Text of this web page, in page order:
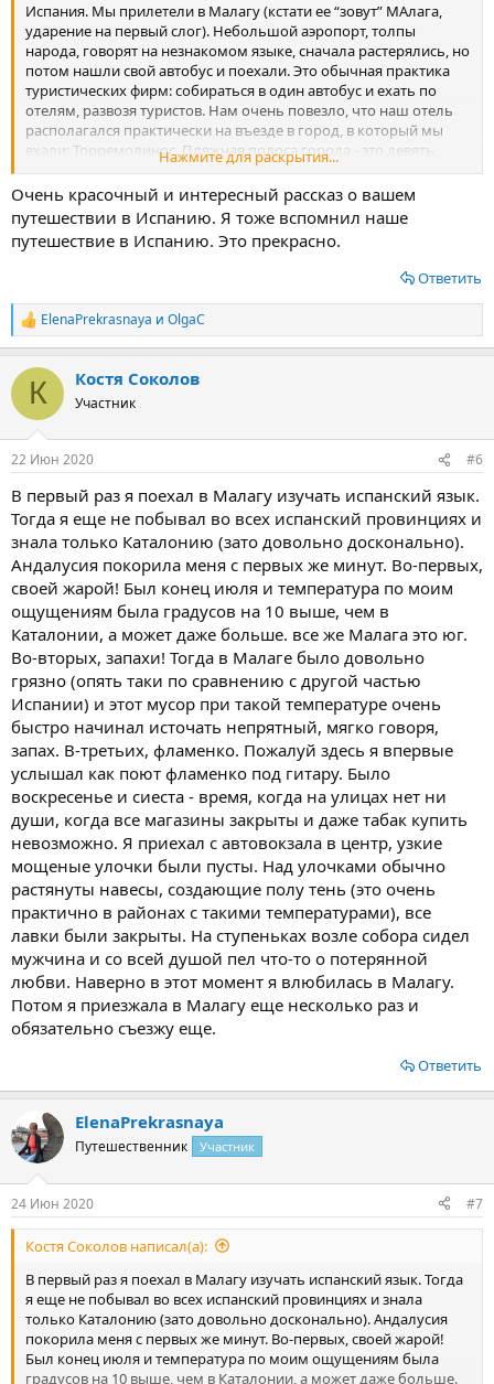
Испания. Мы прилетели в Малагу (кстати ее “зовут” МАлага,
ударение на первый слог). Небольшой аэропорт, толпы
народа, говорят на незнакомом языке, сначала растерялись, но
потом нашли свой автобус и поехали. Это обычная практика
туристических фирм: собираться в один автобус и ехать по
отелям, развозя туристов. Нам очень повезло, что наш отель
располагался практически на въезде в город, в который мы
ехали: Торремолинос. Пляжная полоса города - это девять
километров и вдоль нее располагаются отели.
Посочувствовали тем, кому ехать еще девять километров под
изнуряющим солнцем.
Отель CAMINO REAL
Мы вышли из автобуса первые и отправились заселяться в
отель. Отель назывался Camino Real.
Посмотреть вложение 14475
Посмотреть вложение 14499
Отель небольшой по испанским меркам, но находится в
жилом районе, в котором селятся отнюдь не бедные испанцы.
Очень тихий район, напротив, прямо через дорогу находится
песчаные. Вот вид из нашего номера. Позади бассейна -
зеленая изгородь, за ней находится проезжая часть, а потом
пляж. То есть мы очутились в самом удобном месте с самым
чистым морем и чистым пляжем.
Посмотреть вложение 14476
Посмотреть вложение 14477
Еда
Еда была на любой вкус, что мне кажется обычным для отелей.
Camino Real имеет классификацию 4 звезды, поэтому с едой тут
все в порядке. Мы покупали не “все включено”, а просто:
завтрак, обед и ужин. Главное было не еда, а море. И это было
правильное решение, об этом позже.
Посмотреть вложение 14478
Посмотреть вложение 14479
Вечерние развлечения в отеле (анимация)
Я никогда не была в Турции, никогда не знала, что такое
анимация. Но я была поражена, мне очень понравилось, как
отель заботится о своих гостях. Ну и потом, это Испания,
значит, своя специфика. Это фламенко. Я видела первый раз,
это надо видеть. Это отель, это местные исполнители, наверное
не слишком искушенные публикой, но как они отдаются танцу,
это такая экспрессия, это нужно видеть. Посмотрите не лицо
танцора - он живет этим танцем, этой минутой.
Посмотреть вложение 14480
Посмотреть вложение 14482
Ну и народ, сидящий за столиками, он в восторге. Конечно, все
ни одного некрасивого поступка за все время нашего
пребывания. Мы были неделю в отеле.
Посмотреть вложение 14481
Конечно, не каждый день фламенко. Были шоу с попугаями,
было караоке, я так к я люблю петь, то исполнила “ Yesterday” ,
думаю, что неплохо) Были танцы, в том числе и для детей.
лет шестнадцати - восемнадцати. Поскольку моя сестра знает
чешский, а они, особенно мама юноши, немного знает русский,
то мы очень хорошо общались каждый вечер, играли в карты,
смотрели анимацию, и так как у них был тариф “все включено”,
пили коктейли бесплатно. Кстати, многие чехи учили русский
Нажмите для раскрытия...
Очень красочный и интересный рассказ о вашем
путешествии в Испанию. Я тоже вспомнил наше
путешествие в Испанию. Это прекрасно.
Ответить
Р
е
к
и
ElenaPrekrasnaya и OlgaС
К Костя Соколов
Участник
22 Июн 2020 #6
В первый раз я поехал в Малагу изучать испанский язык.
Тогда я еще не побывал во всех испанский провинциях и
знала только Каталонию (зато довольно досконально).
Андалусия покорила меня с первых же минут. Во-первых,
своей жарой! Был конец июля и температура по моим
ощущениям была градусов на 10 выше, чем в
Каталонии, а может даже больше. все же Малага это юг.
Во-вторых, запахи! Тогда в Малаге было довольно
грязно (опять таки по сравнению с другой частью
Испании) и этот мусор при такой температуре очень
быстро начинал источать непрятный, мягко говоря,
запах. В-третьих, фламенко. Пожалуй здесь я впервые
услышал как поют фламенко под гитару. Было
воскресенье и сиеста - время, когда на улицах нет ни
души, когда все магазины закрыты и даже табак купить
невозможно. Я приехал с автовокзала в центр, узкие
мощеные улочки были пусты. Над улочками обычно
растянуты навесы, создающие полу тень (это очень
практично в районах с такими температурами), все
лавки были закрыты. На ступеньках возле собора сидел
мужчина и со всей душой пел что-то о потерянной
любви. Наверно в этот момент я влюбилась в Малагу.
Потом я приезжала в Малагу еще несколько раз и
обязательно съезжу еще.
Ответить
ElenaPrekrasnaya
Путешественник Участник
24 Июн 2020 #7
Костя Соколов написал(а):
В первый раз я поехал в Малагу изучать испанский язык. Тогда
я еще не побывал во всех испанский провинциях и знала
только Каталонию (зато довольно досконально). Андалусия
покорила меня с первых же минут. Во-первых, своей жарой!
Был конец июля и температура по моим ощущениям была
градусов на 10 выше, чем в Каталонии, а может даже больше.